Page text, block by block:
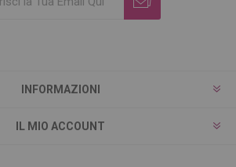
INFORMAZIONI
IL MIO ACCOUNT